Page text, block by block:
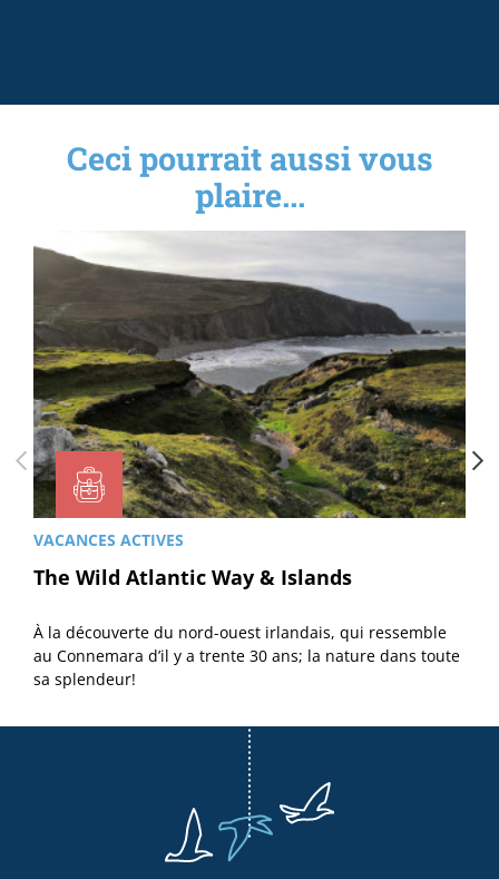
Ceci pourrait aussi vous
plaire...
VACANCES ACTIVES
The Wild Atlantic Way & Islands
À la découverte du nord-ouest irlandais, qui ressemble
au Connemara d’il y a trente 30 ans; la nature dans toute
sa splendeur!